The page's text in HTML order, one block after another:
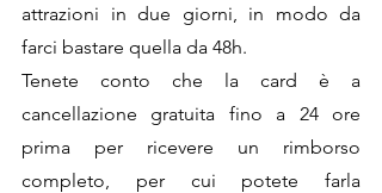
attrazioni in due giorni, in modo da
farci bastare quella da 48h.
Tenete conto che la card è a
cancellazione gratuita fino a 24 ore
prima per ricevere un rimborso
completo, per cui potete farla